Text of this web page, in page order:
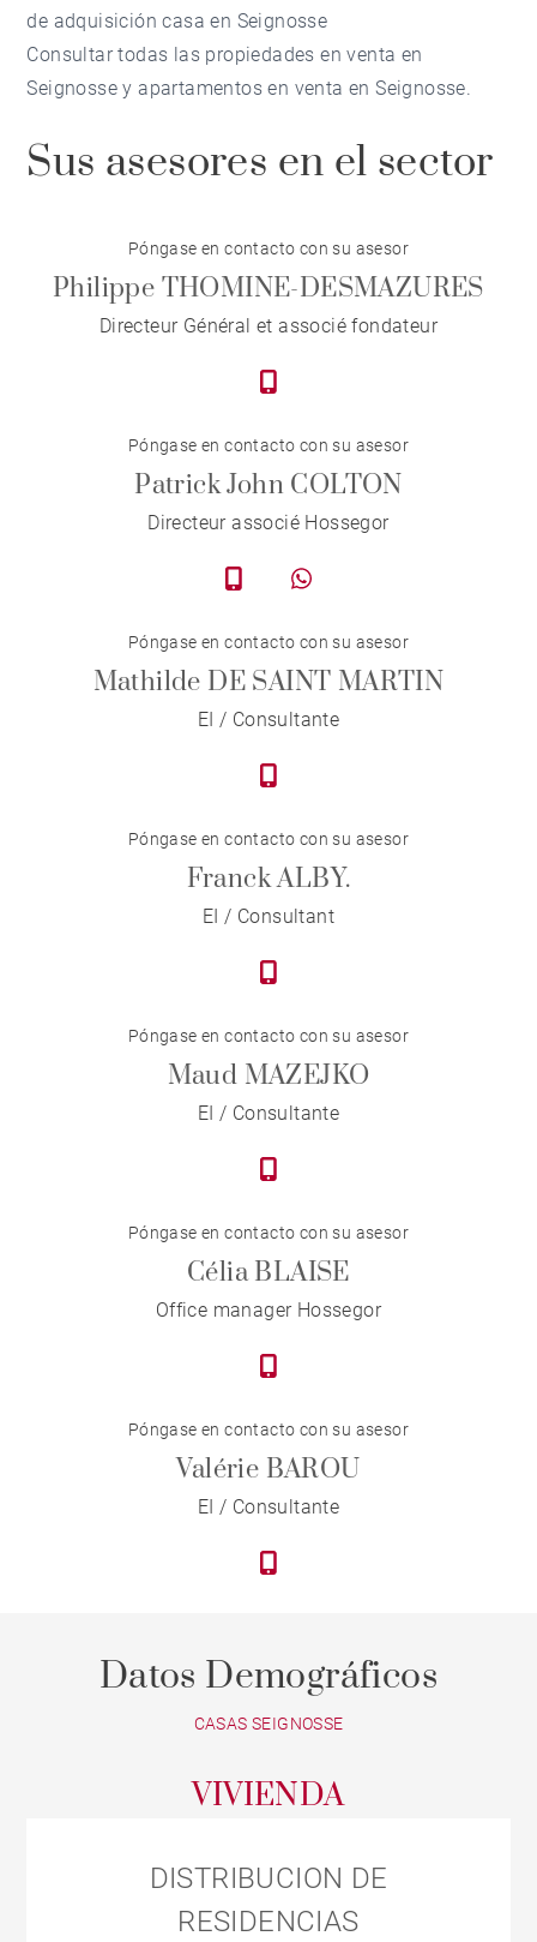
de adquisición casa en Seignosse
Consultar todas las propiedades en venta en
Seignosse y apartamentos en venta en Seignosse.
Sus asesores en el sector
Póngase en contacto con su asesor
Philippe THOMINE-DESMAZURES
Directeur Général et associé fondateur
Póngase en contacto con su asesor
Patrick John COLTON
Directeur associé Hossegor
Póngase en contacto con su asesor
Mathilde DE SAINT MARTIN
EI / Consultante
Póngase en contacto con su asesor
Franck ALBY.
EI / Consultant
Póngase en contacto con su asesor
Maud MAZEJKO
EI / Consultante
Póngase en contacto con su asesor
Célia BLAISE
Office manager Hossegor
Póngase en contacto con su asesor
Valérie BAROU
EI / Consultante
Datos Demográficos
CASAS SEIGNOSSE
VIVIENDA
DISTRIBUCION DE
RESIDENCIAS